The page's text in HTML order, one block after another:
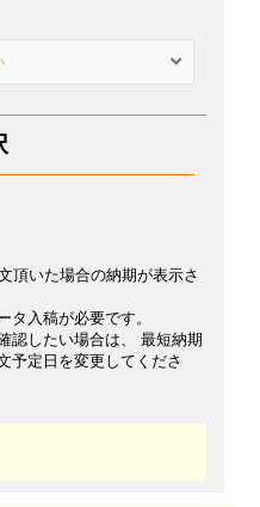
頂いた場合の納期が表示さ
入稿が必要です。
認したい場合は、 最短納期
予定日を変更してくださ